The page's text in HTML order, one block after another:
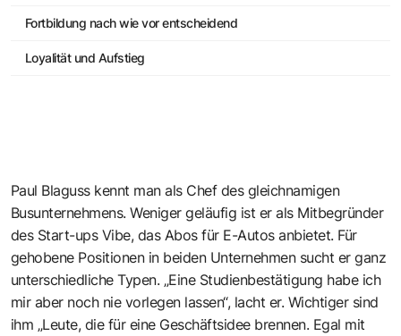
Fortbildung nach wie vor entscheidend
Loyalität und Aufstieg
Paul Blaguss kennt man als Chef des gleichnamigen
Busunternehmens. Weniger geläufig ist er als Mitbegründer
des Start-ups Vibe, das Abos für E-Autos anbietet. Für
gehobene Positionen in beiden Unternehmen sucht er ganz
unterschiedliche Typen. „Eine Studienbestätigung habe ich
mir aber noch nie vorlegen lassen“, lacht er. Wichtiger sind
ihm „Leute, die für eine Geschäftsidee brennen. Egal mit